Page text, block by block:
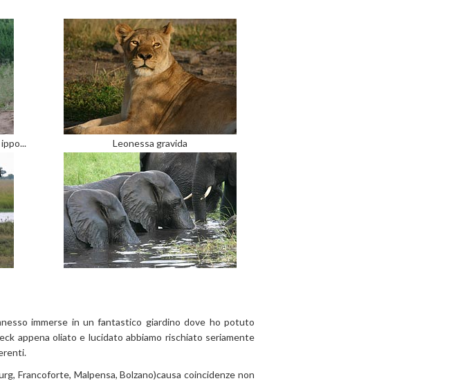
Leonessa gravida
immerse in un fantastico giardino dove ho potuto
appena oliato e lucidato abbiamo rischiato seriamente
Francoforte, Malpensa, Bolzano)causa coincidenze non